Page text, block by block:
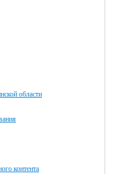
области
контента